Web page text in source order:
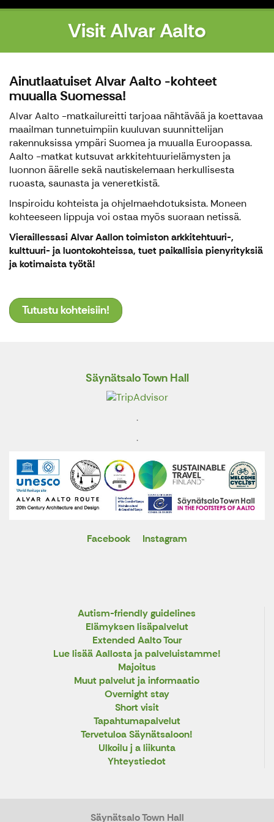
Visit Alvar Aalto
Ainutlaatuiset Alvar Aalto -kohteet
muualla Suomessa!
Alvar Aalto -matkailureitti tarjoaa nähtävää ja koettavaa
maailman tunnetuimpiin kuuluvan suunnittelijan
rakennuksissa ympäri Suomea ja muualla Euroopassa.
Aalto -matkat kutsuvat arkkitehtuurielämysten ja
luonnon äärelle sekä nautiskelemaan herkullisesta
ruoasta, saunasta ja veneretkistä.
Inspiroidu kohteista ja ohjelmaehdotuksista. Moneen
kohteeseen lippuja voi ostaa myös suoraan netissä.
Vieraillessasi Alvar Aallon toimiston arkkitehtuuri-,
kulttuuri- ja luontokohteissa, tuet paikallisia pienyrityksiä
ja kotimaista työtä!
Tutustu kohteisiin!
Säynätsalo Town Hall
.
.
Facebook Instagram
Autism-friendly guidelines
Elämyksen lisäpalvelut
Extended Aalto Tour
Lue lisää Aallosta ja palveluistamme!
Majoitus
Muut palvelut ja informaatio
Overnight stay
Short visit
Tapahtumapalvelut
Tervetuloa Säynätsaloon!
Ulkoilu j a liikunta
Yhteystiedot
Säynätsalo Town Hall